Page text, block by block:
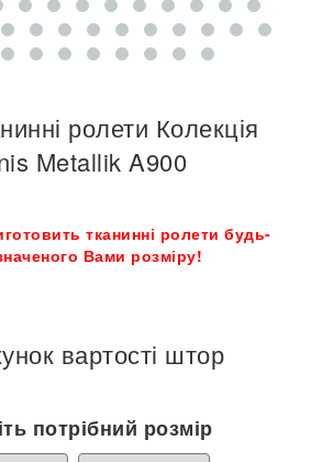
ролети Колекція
Metallik A900
тканинні ролети будь-
Вами розміру!
вартості штор
потрібний розмір